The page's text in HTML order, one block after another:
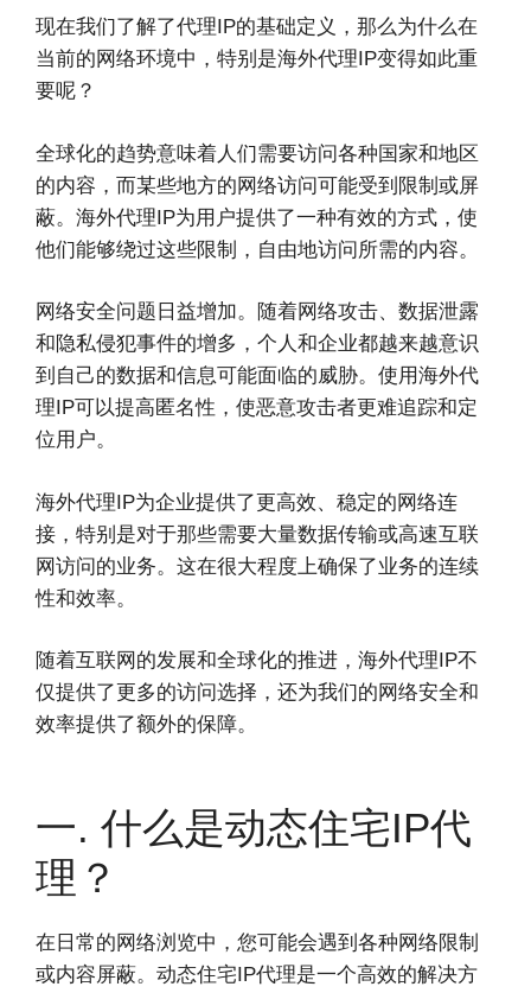
现在我们了解了代理IP的基础定义，那么为什么在
当前的网络环境中，特别是海外代理IP变得如此重
要呢？
全球化的趋势意味着人们需要访问各种国家和地区
的内容，而某些地方的网络访问可能受到限制或屏
蔽。海外代理IP为用户提供了一种有效的方式，使
他们能够绕过这些限制，自由地访问所需的内容。
网络安全问题日益增加。随着网络攻击、数据泄露
和隐私侵犯事件的增多，个人和企业都越来越意识
到自己的数据和信息可能面临的威胁。使用海外代
理IP可以提高匿名性，使恶意攻击者更难追踪和定
位用户。
海外代理IP为企业提供了更高效、稳定的网络连
接，特别是对于那些需要大量数据传输或高速互联
网访问的业务。这在很大程度上确保了业务的连续
性和效率。
随着互联网的发展和全球化的推进，海外代理IP不
仅提供了更多的访问选择，还为我们的网络安全和
效率提供了额外的保障。
一. 什么是动态住宅IP代
理？
在日常的网络浏览中，您可能会遇到各种网络限制
或内容屏蔽。动态住宅IP代理是一个高效的解决方